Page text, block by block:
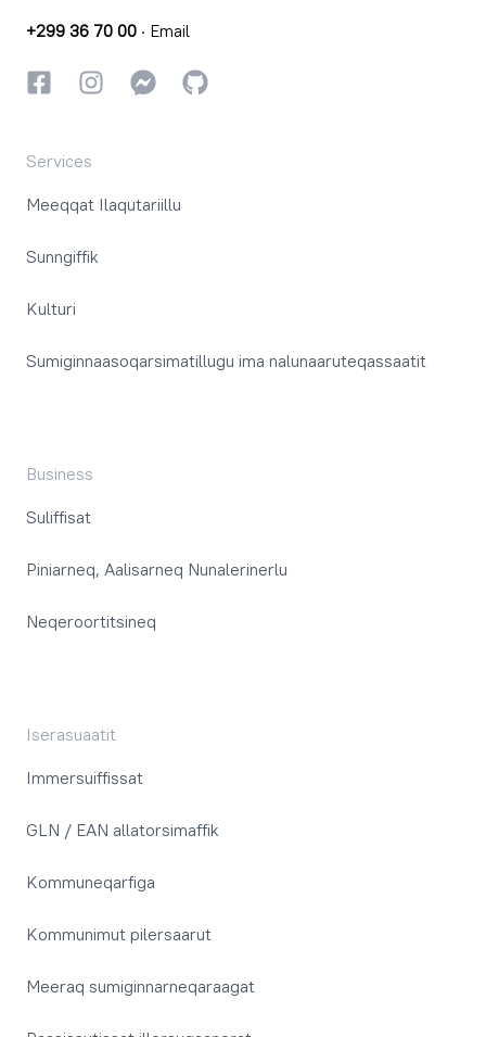
+299 36 70 00 · Email
FacebookkiInstagrammiInstagrammi
GitHub
Services
Meeqqat Ilaqutariillu
Sunngiffik
Kulturi
Sumiginnaasoqarsimatillugu ima nalunaaruteqassaatit
Business
Suliffisat
Piniarneq, Aalisarneq Nunalerinerlu
Neqeroortitsineq
Iserasuaatit
Immersuiffissat
GLN / EAN allatorsimaffik
Kommuneqarfiga
Kommunimut pilersaarut
Meeraq sumiginnarneqaraagat